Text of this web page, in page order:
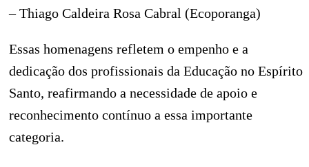
– Thiago Caldeira Rosa Cabral (Ecoporanga)
Essas homenagens refletem o empenho e a
dedicação dos profissionais da Educação no Espírito
Santo, reafirmando a necessidade de apoio e
reconhecimento contínuo a essa importante
categoria.